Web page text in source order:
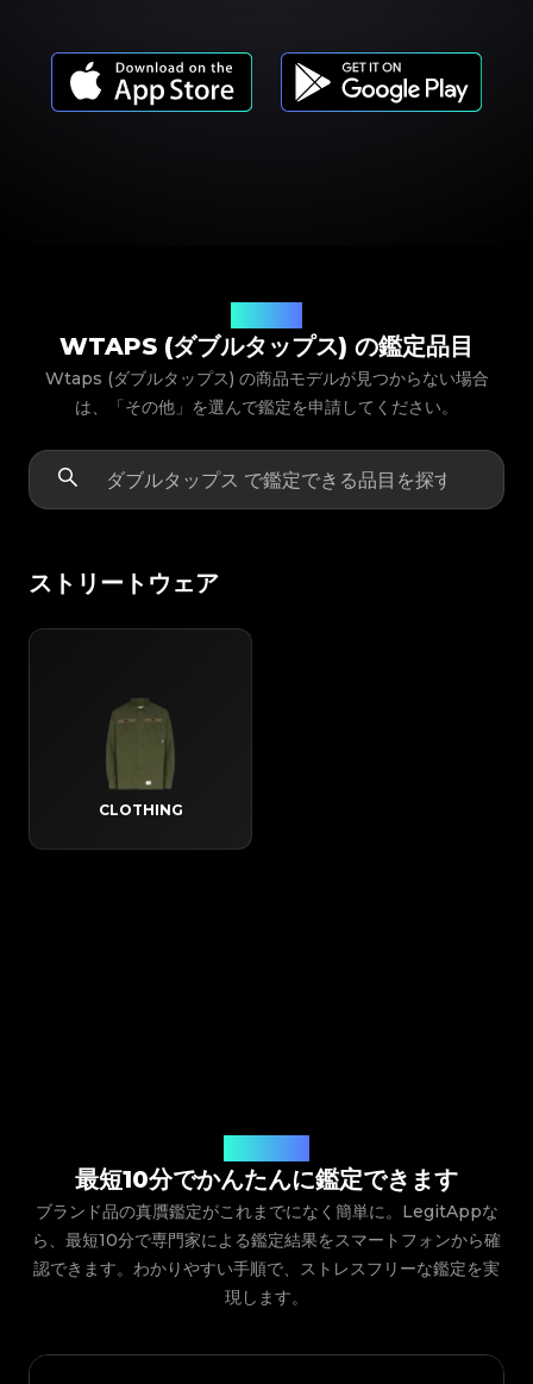
WTAPS (ダブルタップス) の鑑定品目
Wtaps (ダブルタップス) の商品モデルが見つからない場合
は、「その他」を選んで鑑定を申請してください。
ストリートウェア
CLOTHING
最短10分でかんたんに鑑定できます
ブランド品の真贋鑑定がこれまでになく簡単に。LegitAppな
ら、最短10分で専門家による鑑定結果をスマートフォンから確
認できます。わかりやすい手順で、ストレスフリーな鑑定を実
現します。